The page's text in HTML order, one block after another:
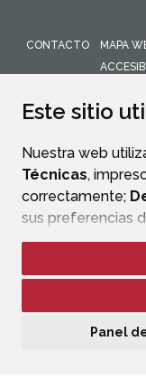
Este sitio
Nuestra web
Técnicas,
correctamente;
sus preferencias
mejorar el
Si acepta
consideramos
ninguna acción,
Panel
CONTACTO MAPA